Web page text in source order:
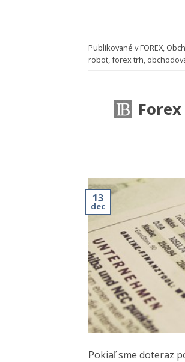
Publikované vFOREX
robot forex trh
13
dec
Pokiaľ sme doteraz